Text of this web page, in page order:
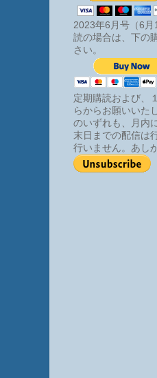
2023年6月号（6
読の場合は、下の
さい。
定期購読および、
らからお願いいた
のいずれも、月内
末日までの配信は
行いません。あし